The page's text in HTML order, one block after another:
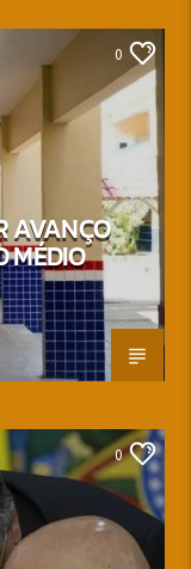
0
AVANÇO
MÉDIO
0